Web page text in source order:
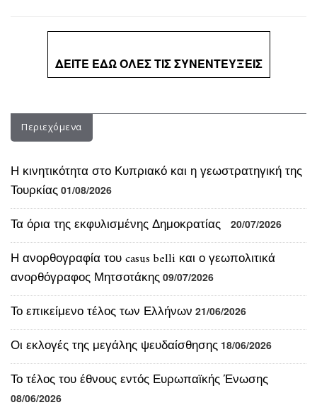
Τουρκίας 01/08/2026
Τα όρια της εκφυλισμένης Δημοκρατίας
Η ανορθογραφία του casus belli και ο γεωπολιτικά
ανορθόγραφος Μητσοτάκης 09/07/2026
Το επικείμενο τέλος των Ελλήνων
Οι εκλογές της μεγάλης ψευδαίσθησης
Το τέλος του έθνους εντός Ευρωπαϊκής Ένωσης
08/06/2026